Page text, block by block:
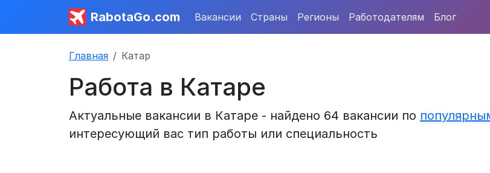
RabotaGo.com Вакансии Страны Регионы Работодателям Блог
Главная Катар
Работа в Катаре
Актуальные вакансии в Катаре - найдено 64 вакансии по
интересующий вас тип работы или специальность